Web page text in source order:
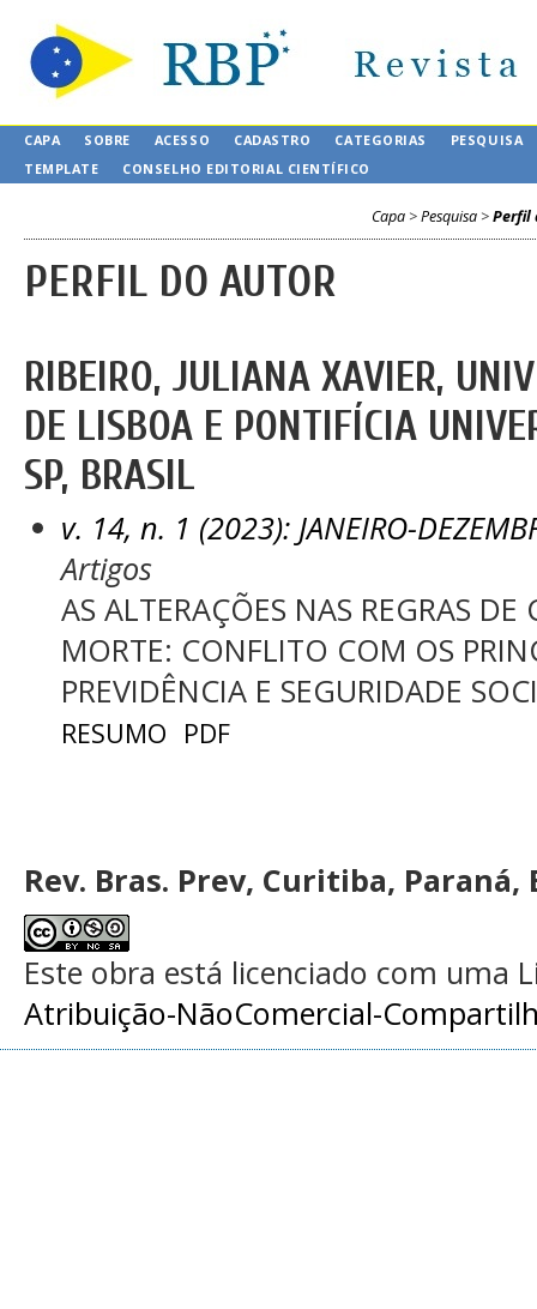
CAPA SOBRE ACESSO CADASTRO CATEGORIAS
PESQUISA
TEMPLATE
CONSELHO EDITORIAL CIENTÍFICO
Capa >Pesquisa >Perfil
PERFIL DO AUTOR
RIBEIRO, JULIANA XAVIER,
DE LISBOA E PONTIFÍCIA
SP, BRASIL
v. 14, n. 1 (2023): JANEIRO-
Artigos
AS ALTERAÇÕES NAS REGRAS
MORTE: CONFLITO COM OS
PREVIDÊNCIA E SEGURIDADE
RESUMO PDF
Rev. Bras. Prev, Curitiba, Paraná,
Este obra está licenciado com uma
Atribuição-NãoComercial-